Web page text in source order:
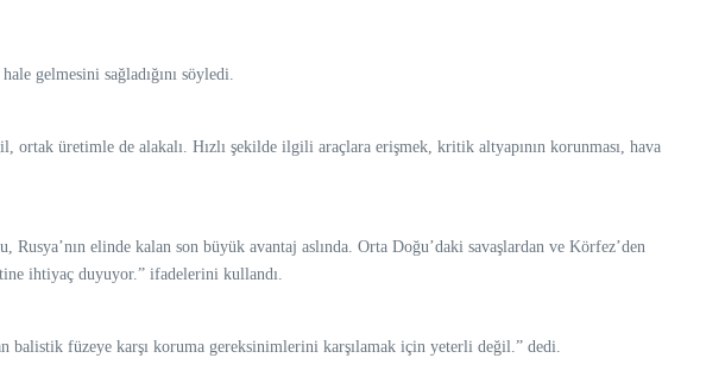
gelmesini sağladığını söyledi.
üretimle de alakalı. Hızlı şekilde ilgili araçlara erişmek, kritik altyapının korunması, hava
elinde kalan son büyük avantaj aslında. Orta Doğu’daki savaşlardan ve Körfez’den
ihtiyaç duyuyor.” ifadelerini kullandı.
füzeye karşı koruma gereksinimlerini karşılamak için yeterli değil.” dedi.